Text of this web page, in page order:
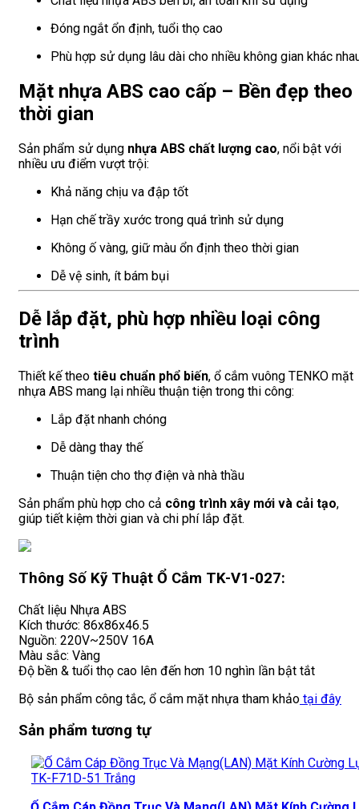
Đóng ngắt ổn định, tuổi thọ cao
Phù hợp sử dụng lâu dài cho nhiều không gian khác
Mặt nhựa ABS cao cấp – Bền đẹp theo
thời gian
Sản phẩm sử dụng nhựa ABS chất lượng cao, nổi bật với
nhiều ưu điểm vượt trội:
Khả năng chịu va đập tốt
Hạn chế trầy xước trong quá trình sử dụng
Không ố vàng, giữ màu ổn định theo thời gian
Dễ vệ sinh, ít bám bụi
Dễ lắp đặt, phù hợp nhiều loại công
trình
Thiết kế theo tiêu chuẩn phổ biến, ổ cắm vuông TENKO mặt
nhựa ABS mang lại nhiều thuận tiện trong thi công:
Lắp đặt nhanh chóng
Dễ dàng thay thế
Thuận tiện cho thợ điện và nhà thầu
Sản phẩm phù hợp cho cả công trình xây mới và cải tạo,
giúp tiết kiệm thời gian và chi phí lắp đặt.
Thông Số Kỹ Thuật Ổ Cắm TK-V1-027:
Chất liệu Nhựa ABS
Kích thước: 86x86x46.5
Nguồn: 220V~250V 16A
Màu sắc: Vàng
Độ bền & tuổi thọ cao lên đến hơn 10 nghìn lần bật tắt
Bộ sản phẩm công tắc, ổ cắm mặt nhựa tham khảo tại đây
Sản phẩm tương tự